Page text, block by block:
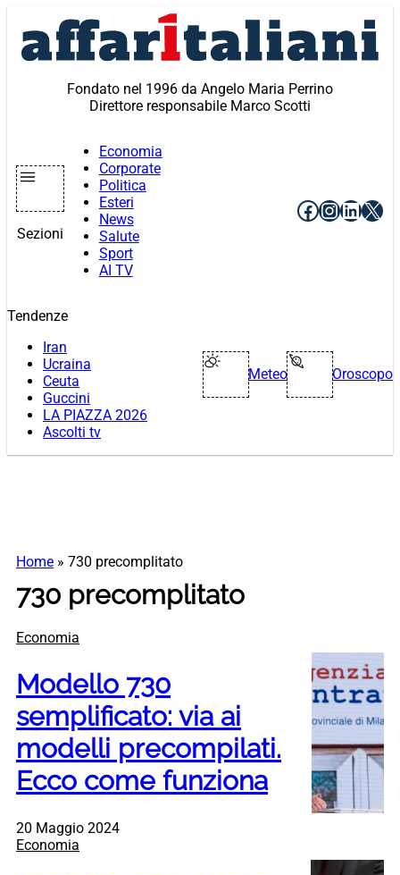
contenuto
Fondato nel 1996 da Angelo Maria Perrino
Direttore responsabile Marco Scotti
Sezioni
Economia
Corporate
Politica
Esteri
News
Salute
Sport
AI TV
Facebook
X
Tendenze
Iran
Ucraina
Ceuta
Guccini
LA PIAZZA 2026
Ascolti tv
Meteo Oroscopo
Home » 730 precomplitato
730 precomplitato
Economia
Modello 730
semplificato: via ai
modelli precompilati.
Ecco come funziona
20 Maggio 2024
Economia